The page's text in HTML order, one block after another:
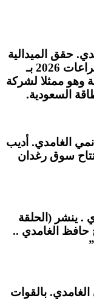
حقق الميدالية
الذهبية في معرض جنيف الدولي للاختراعات 2026 بـ
وهو ممثلا لشركة
السعودية.
الغامدي. أديب
سوق رغدان
. ينشر (الحلقة
حافظ الغامدي ..
بالقوات